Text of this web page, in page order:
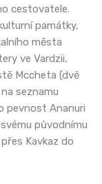
cestovatele.
památky,
města
ve Vardzii,
Mccheta (dvě
seznamu
pevnost Ananuri
původnímu
Kavkaz do